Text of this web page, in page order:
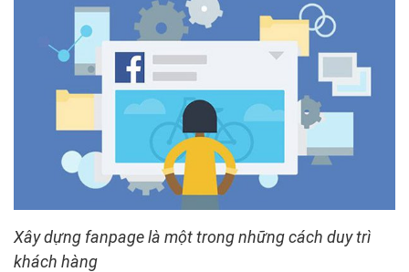
Xây dựng fanpage là một trong những cách duy trì
khách hàng